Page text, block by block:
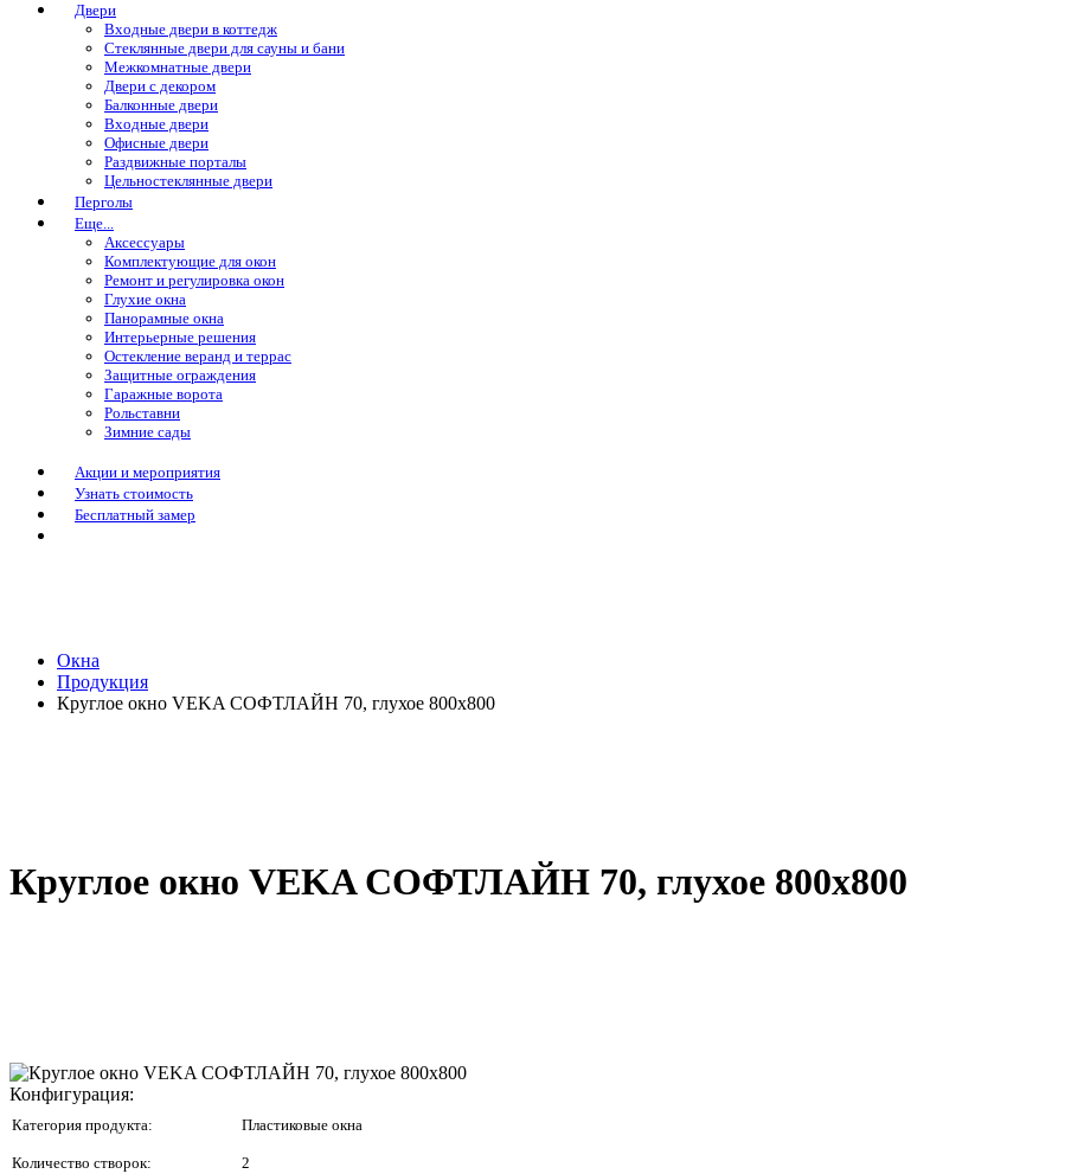
Двери
Входные двери в коттедж
Стеклянные двери для сауны и бани
Межкомнатные двери
Двери с декором
Балконные двери
Входные двери
Офисные двери
Раздвижные порталы
Цельностеклянные двери
Перголы
Еще...
Аксессуары
Комплектующие для окон
Ремонт и регулировка окон
Глухие окна
Панорамные окна
Интерьерные решения
Остекление веранд и террас
Защитные ограждения
Гаражные ворота
Рольставни
Зимние сады
Акции и мероприятия
Узнать стоимость
Бесплатный замер
Окна
Продукция
Круглое окно VEKA СОФТЛАЙН 70, глухое 800x800
Круглое окно VEKA СОФТЛАЙН 70, глухое 800x800
Конфигурация:
Категория продукта: Пластиковые окна
Количество створок: 2